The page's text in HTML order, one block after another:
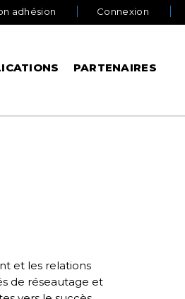
adhésion Connexion
PARTENAIRES
et les relations
de réseautage et